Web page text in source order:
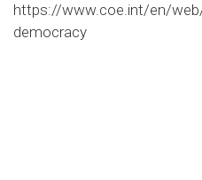
https://www.coe.int/en/
democracy